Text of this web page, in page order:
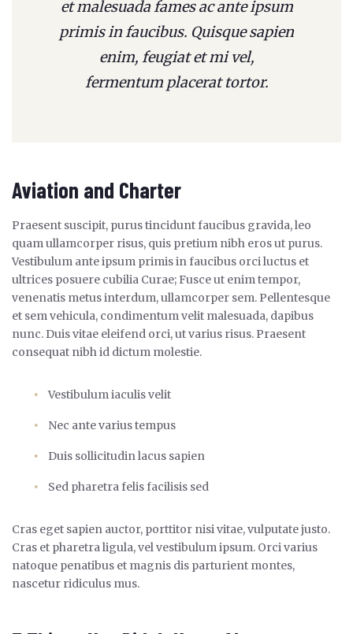
et malesuada fames ac ante ipsum
primis in faucibus. Quisque sapien
enim, feugiat et mi vel,
fermentum placerat tortor.
Aviation and Charter
Praesent suscipit, purus tincidunt faucibus gravida, leo
quam ullamcorper risus, quis pretium nibh eros ut purus.
Vestibulum ante ipsum primis in faucibus orci luctus et
ultrices posuere cubilia Curae; Fusce ut enim tempor,
venenatis metus interdum, ullamcorper sem. Pellentesque
et sem vehicula, condimentum velit malesuada, dapibus
nunc. Duis vitae eleifend orci, ut varius risus. Praesent
consequat nibh id dictum molestie.
Vestibulum iaculis velit
Nec ante varius tempus
Duis sollicitudin lacus sapien
Sed pharetra felis facilisis sed
Cras eget sapien auctor, porttitor nisi vitae, vulputate justo.
Cras et pharetra ligula, vel vestibulum ipsum. Orci varius
natoque penatibus et magnis dis parturient montes,
nascetur ridiculus mus.